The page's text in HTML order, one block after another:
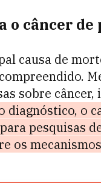
o câncer de
causa de
sobre
diagnóstico, o
pesquisas
os